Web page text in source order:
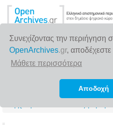
Συνεχίζοντας την περιήγηση
OpenArchives.gr,
Μάθετε περισσότερα
Αποδοχή